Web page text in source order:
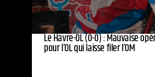
Le Havre-OL (0-0) : Mauvaise
pour l’OL qui laisse filer l’OM